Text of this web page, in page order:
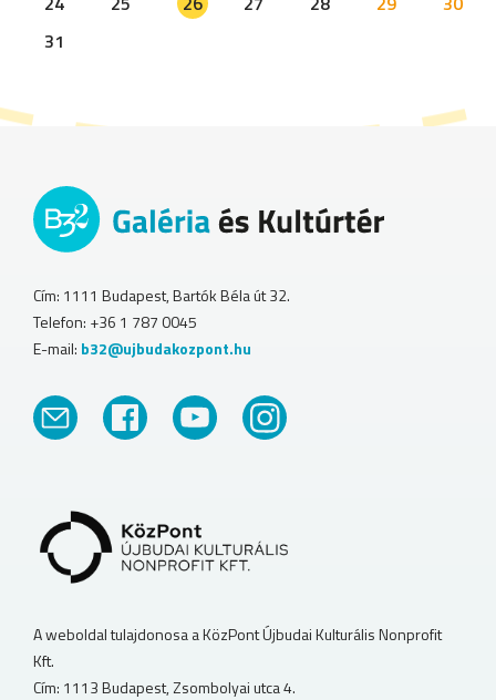
31
Cím: 1111 Budapest, Bartók Béla út 32.
Telefon: +36 1 787 0045
E-mail: b32@ujbudakozpont.hu
A weboldal tulajdonosa a KözPont Újbudai Kulturális Nonprofit
Kft.
Cím: 1113 Budapest, Zsombolyai utca 4.